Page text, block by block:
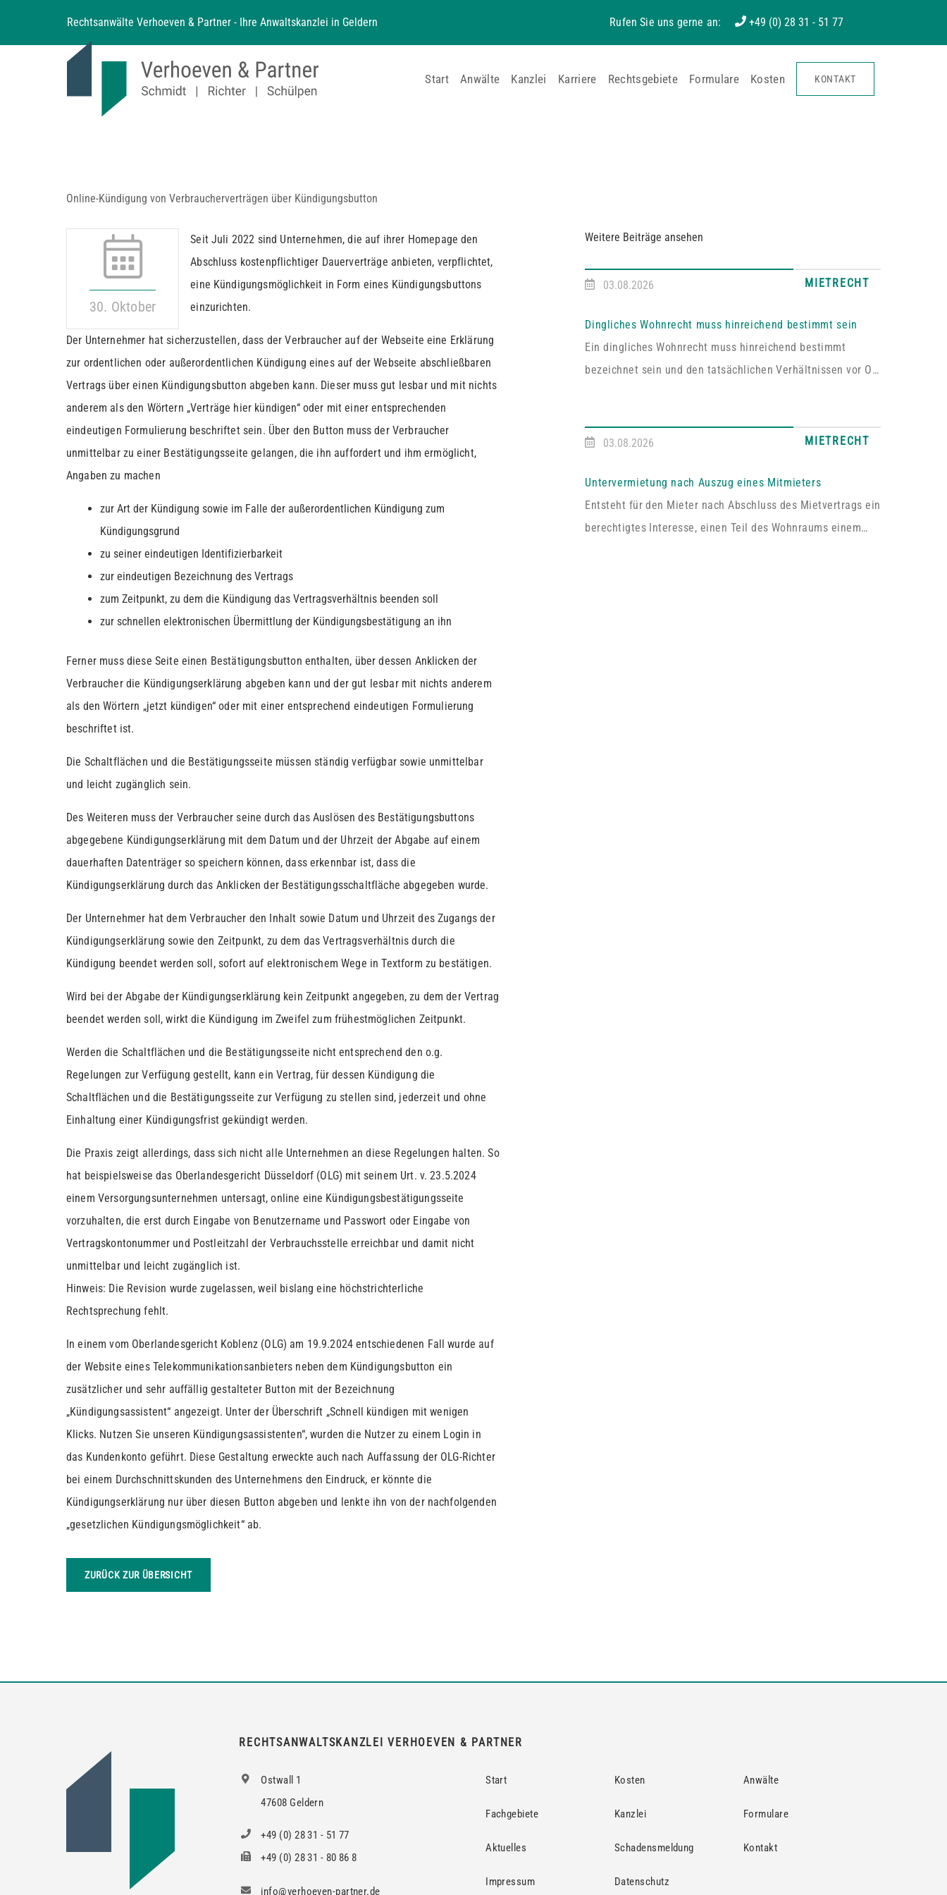
Rechtsanwälte Verhoeven & Partner - Ihre Anwaltskanzlei in Geldern Rufen Sie uns gerne an: +49 (0) 28 31 - 51 77
Start Anwälte Kanzlei Karriere Rechtsgebiete Formulare Kosten KONTAKT
Online-Kündigung von Verbraucherverträgen über Kündigungsbutton
30. Oktober
Seit Juli 2022 sind Unternehmen, die auf ihrer Homepage den
Abschluss kostenpflichtiger Dauerverträge anbieten, verpflichtet,
eine Kündigungsmöglichkeit in Form eines Kündigungsbuttons
einzurichten.
Der Unternehmer hat sicherzustellen, dass der Verbraucher auf der Webseite eine Erklärung
zur ordentlichen oder außerordentlichen Kündigung eines auf der Webseite abschließbaren
Vertrags über einen Kündigungsbutton abgeben kann. Dieser muss gut lesbar und mit nichts
anderem als den Wörtern „Verträge hier kündigen“ oder mit einer entsprechenden
eindeutigen Formulierung beschriftet sein. Über den Button muss der Verbraucher
unmittelbar zu einer Bestätigungsseite gelangen, die ihn auffordert und ihm ermöglicht,
Angaben zu machen
zur Art der Kündigung sowie im Falle der außerordentlichen Kündigung zum
Kündigungsgrund
zu seiner eindeutigen Identifizierbarkeit
zur eindeutigen Bezeichnung des Vertrags
zum Zeitpunkt, zu dem die Kündigung das Vertragsverhältnis beenden soll
zur schnellen elektronischen Übermittlung der Kündigungsbestätigung an ihn
Ferner muss diese Seite einen Bestätigungsbutton enthalten, über dessen Anklicken der
Verbraucher die Kündigungserklärung abgeben kann und der gut lesbar mit nichts anderem
als den Wörtern „jetzt kündigen“ oder mit einer entsprechend eindeutigen Formulierung
beschriftet ist.
Die Schaltflächen und die Bestätigungsseite müssen ständig verfügbar sowie unmittelbar
und leicht zugänglich sein.
Des Weiteren muss der Verbraucher seine durch das Auslösen des Bestätigungsbuttons
abgegebene Kündigungserklärung mit dem Datum und der Uhrzeit der Abgabe auf einem
dauerhaften Datenträger so speichern können, dass erkennbar ist, dass die
Kündigungserklärung durch das Anklicken der Bestätigungsschaltfläche abgegeben wurde.
Der Unternehmer hat dem Verbraucher den Inhalt sowie Datum und Uhrzeit des Zugangs der
Kündigungserklärung sowie den Zeitpunkt, zu dem das Vertragsverhältnis durch die
Kündigung beendet werden soll, sofort auf elektronischem Wege in Textform zu bestätigen.
Wird bei der Abgabe der Kündigungserklärung kein Zeitpunkt angegeben, zu dem der Vertrag
beendet werden soll, wirkt die Kündigung im Zweifel zum frühestmöglichen Zeitpunkt.
Werden die Schaltflächen und die Bestätigungsseite nicht entsprechend den o.g.
Regelungen zur Verfügung gestellt, kann ein Vertrag, für dessen Kündigung die
Schaltflächen und die Bestätigungsseite zur Verfügung zu stellen sind, jederzeit und ohne
Einhaltung einer Kündigungsfrist gekündigt werden.
Die Praxis zeigt allerdings, dass sich nicht alle Unternehmen an diese Regelungen halten. So
hat beispielsweise das Oberlandesgericht Düsseldorf (OLG) mit seinem Urt. v. 23.5.2024
einem Versorgungsunternehmen untersagt, online eine Kündigungsbestätigungsseite
vorzuhalten, die erst durch Eingabe von Benutzername und Passwort oder Eingabe von
Vertragskontonummer und Postleitzahl der Verbrauchsstelle erreichbar und damit nicht
unmittelbar und leicht zugänglich ist.
Hinweis: Die Revision wurde zugelassen, weil bislang eine höchstrichterliche
Rechtsprechung fehlt.
In einem vom Oberlandesgericht Koblenz (OLG) am 19.9.2024 entschiedenen Fall wurde auf
der Website eines Telekommunikationsanbieters neben dem Kündigungsbutton ein
zusätzlicher und sehr auffällig gestalteter Button mit der Bezeichnung
„Kündigungsassistent“ angezeigt. Unter der Überschrift „Schnell kündigen mit wenigen
Klicks. Nutzen Sie unseren Kündigungsassistenten“, wurden die Nutzer zu einem Login in
das Kundenkonto geführt. Diese Gestaltung erweckte auch nach Auffassung der OLG-Richter
bei einem Durchschnittskunden des Unternehmens den Eindruck, er könnte die
Kündigungserklärung nur über diesen Button abgeben und lenkte ihn von der nachfolgenden
„gesetzlichen Kündigungsmöglichkeit“ ab.
ZURÜCK ZUR ÜBERSICHT
Weitere Beiträge ansehen
03.08.2026 MIETRECHT
Dingliches Wohnrecht muss hinreichend bestimmt sein
Ein dingliches Wohnrecht muss hinreichend bestimmt
bezeichnet sein und den tatsächlichen Verhältnissen vor Ort
Pfälzischen Oberlandesgericht Zweibrücken entschiedenen
ausdrücklich „die alleinige ausschließliche Benutzung der
abgeschlossenen Wohnung im Dachgeschoss“. Tatsächlich
handelt es sich bei dem […]
03.08.2026 MIETRECHT
Untervermietung nach Auszug eines Mitmieters
Entsteht für den Mieter nach Abschluss des Mietvertrags ein
berechtigtes Interesse, einen Teil des Wohnraums einem
RECHTSANWALTSKANZLEI VERHOEVEN & PARTNER
Ostwall 1
47608 Geldern
+49 (0) 28 31 - 51 77
+49 (0) 28 31 - 80 86 8
info@verhoeven-partner.de
Start Kosten Anwälte
Fachgebiete Kanzlei Formulare
Aktuelles Schadensmeldung Kontakt
Impressum Datenschutz